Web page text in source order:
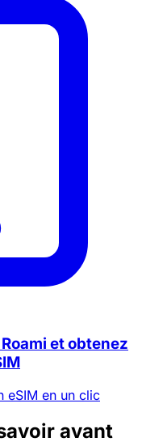
et obtenez
eSIM en un clic
avant